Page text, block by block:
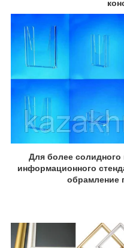
Для более
информационного
обрамление